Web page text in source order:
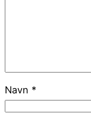
Navn *